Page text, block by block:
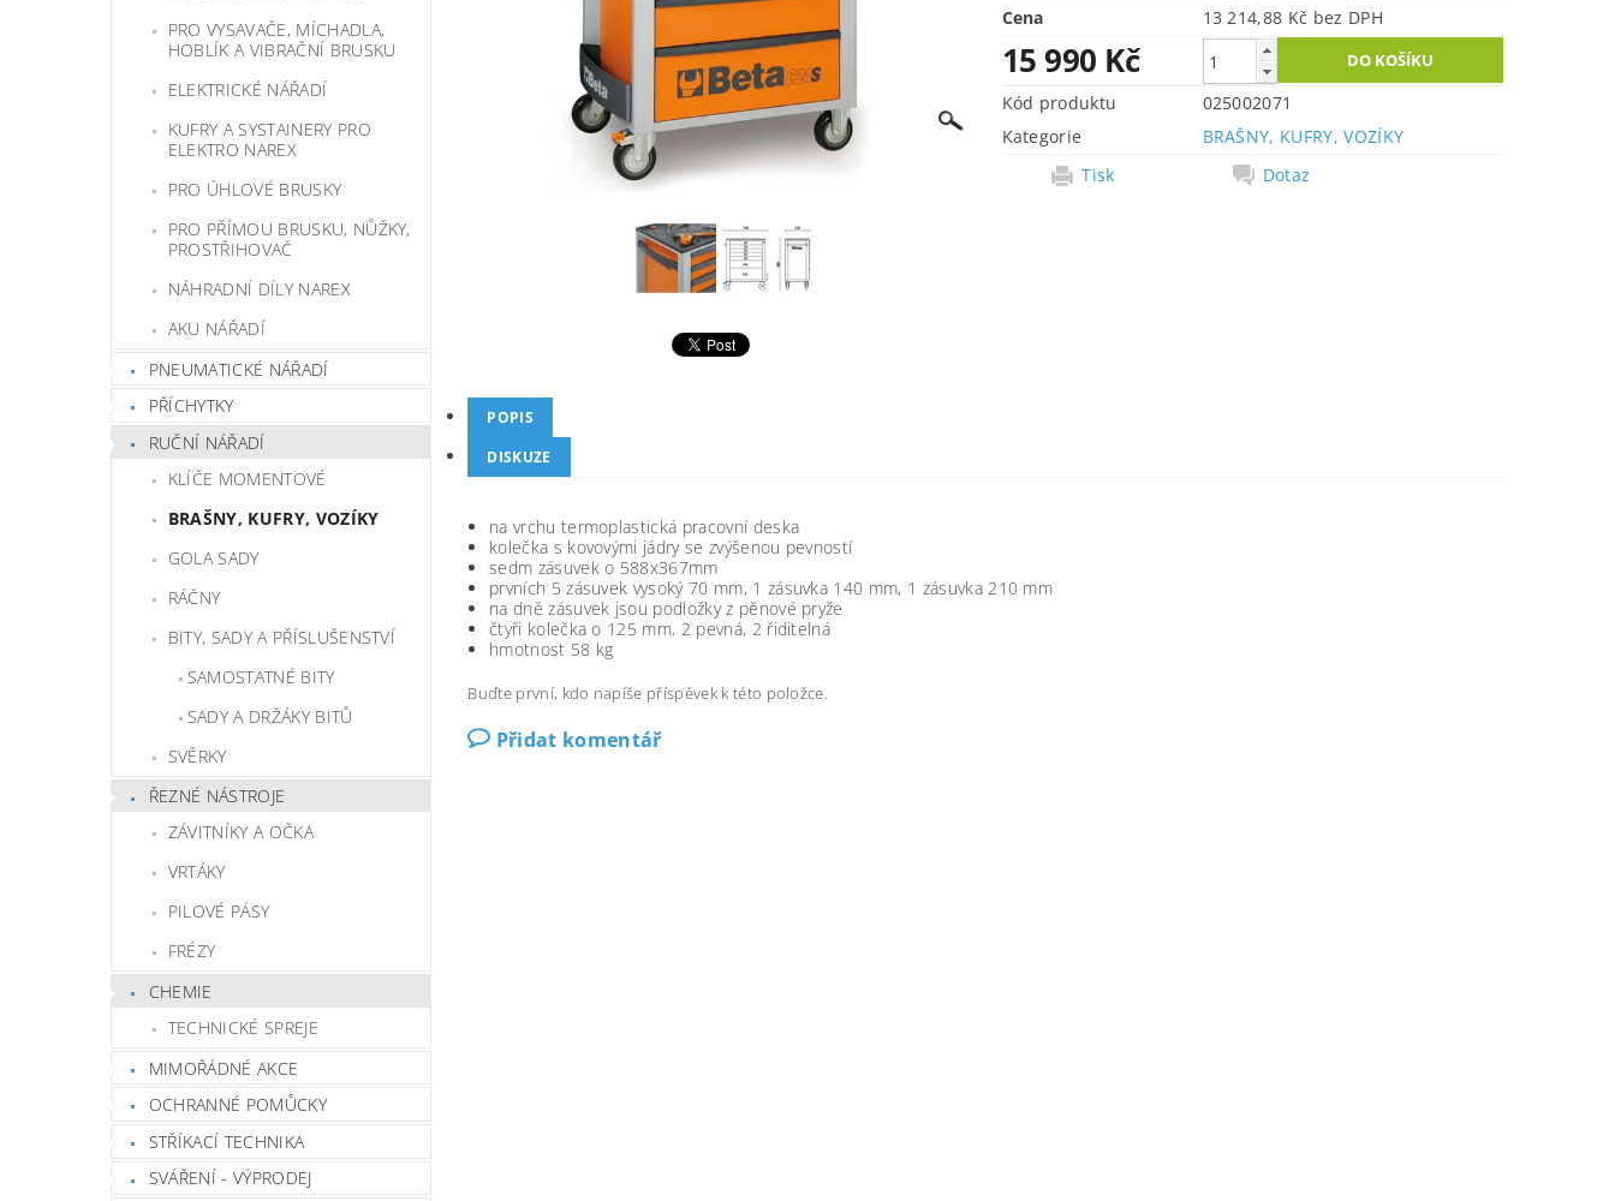
PRO VYSAVAČE, MÍCHADLA,
HOBLÍK A VIBRAČNÍ BRUSKU
ELEKTRICKÉ NÁŘADÍ
KUFRY A SYSTAINERY PRO
ELEKTRO NAREX
PRO ÚHLOVÉ BRUSKY
PRO PŘÍMOU BRUSKU, NŮŽKY,
PROSTŘIHOVAČ
NÁHRADNÍ DÍLY NAREX
AKU NÁŘADÍ
PNEUMATICKÉ NÁŘADÍ
PŘÍCHYTKY
RUČNÍ NÁŘADÍ
KLÍČE MOMENTOVÉ
BRAŠNY, KUFRY, VOZÍKY
GOLA SADY
RÁČNY
BITY, SADY A PŘÍSLUŠENSTVÍ
SAMOSTATNÉ BITY
SADY A DRŽÁKY BITŮ
SVĚRKY
ŘEZNÉ NÁSTROJE
ZÁVITNÍKY A OČKA
VRTÁKY
PILOVÉ PÁSY
FRÉZY
CHEMIE
TECHNICKÉ SPREJE
MIMOŘÁDNÉ AKCE
OCHRANNÉ POMŮCKY
STŘÍKACÍ TECHNIKA
SVÁŘENÍ - VÝPRODEJ
Cena
13 214,88 Kč bez DPH
15 990 Kč
Kód produktu
025002071
Kategorie
BRAŠNY, KUFRY, VOZÍKY
Tisk
Dotaz
POPIS
DISKUZE
na vrchu termoplastická pracovní deska
kolečka s kovovými jádry se zvýšenou pevností
sedm zásuvek o 588x367mm
prvních 5 zásuvek vysoký 70 mm, 1 zásuvka 140 mm, 1 zásuvka 210 mm
na dně zásuvek jsou podložky z pěnové pryže
čtyři kolečka o 125 mm, 2 pevná, 2 řiditelná
hmotnost 58 kg
Buďte první, kdo napíše příspěvek k této položce.
Přidat komentář